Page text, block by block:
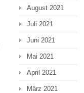
August 2021
Juli 2021
Juni 2021
Mai 2021
April 2021
März 2021